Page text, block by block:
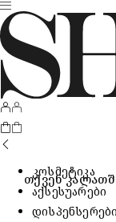
თქვენ
კოსმეტიკა
აქსესუარები
დისპენსერები